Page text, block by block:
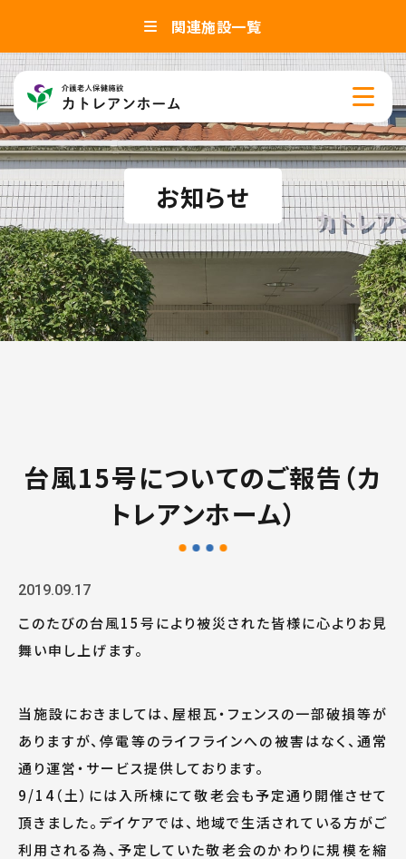
関連施設一覧
お知らせ
台風15号についてのご報告（カ
トレアンホーム）
2019.09.17
このたびの台風15号により被災された皆様に心よりお見
舞い申し上げます。
当施設におきましては、屋根瓦・フェンスの一部破損等が
ありますが、停電等のライフラインへの被害はなく、通常
通り運営・サービス提供しております。
9/14（土）には入所棟にて敬老会も予定通り開催させて
頂きました。デイケアでは、地域で生活されている方がご
利用される為、予定していた敬老会のかわりに規模を縮